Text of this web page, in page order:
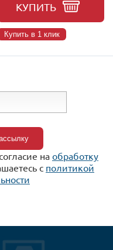
КУПИТЬ
Купить в 1 клик
на обработку
c политикой